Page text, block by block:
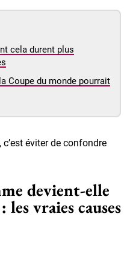
cela durent plus
Coupe du monde pourrait
éviter de confondre
devient-elle
vraies causes